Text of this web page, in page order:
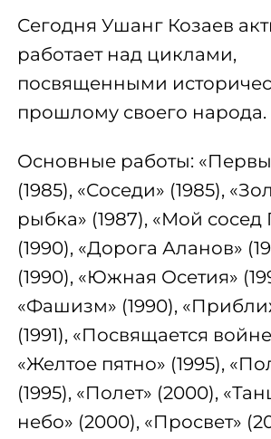
Сегодня Ушанг Козаев
работает над циклами,
посвященными
прошлому своего народа.
Основные работы:
(1985), «Соседи» (1985),
рыбка» (1987), «Мой сосед
(1990), «Дорога Аланов»
(1990), «Южная Осетия»
«Фашизм» (1990),
(1991), «Посвящается
«Желтое пятно» (1995),
(1995), «Полет» (2000),
небо» (2000), «Просвет»